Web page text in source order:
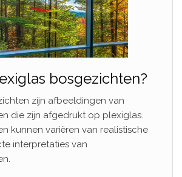
bosgezichten?
zijn afbeeldingen van
die zijn afgedrukt op plexiglas.
kunnen variëren van realistische
interpretaties van